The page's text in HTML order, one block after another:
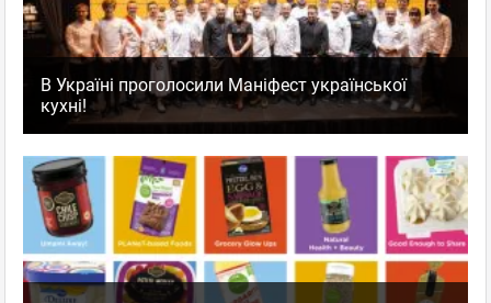
В Україні проголосили Маніфест української
кухні!